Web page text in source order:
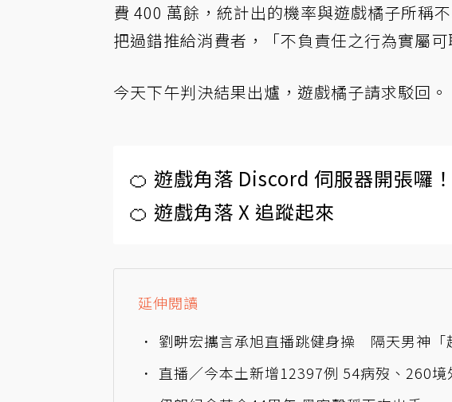
費 400 萬餘，統計出的機率與遊戲橘子所稱
把過錯推給消費者，「不負責任之行為實屬可
今天下午判決結果出爐，遊戲橘子請求駁回。
🍊 遊戲角落 Discord 伺服器開張囉！
🍊 遊戲角落 X 追蹤起來
延伸閱讀
劉畊宏攜言承旭直播跳健身操 隔天男神「
直播／今本土新增12397例 54病歿、260境